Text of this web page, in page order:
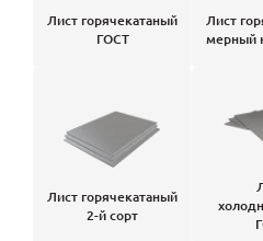
Лист горячекатаный
ГОСТ
Лист горячекатаный
2-й сорт
Лист
мерный